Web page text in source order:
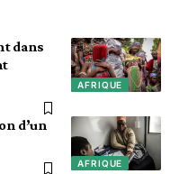
AFRIQUE
dans
AFRIQUE
d’un